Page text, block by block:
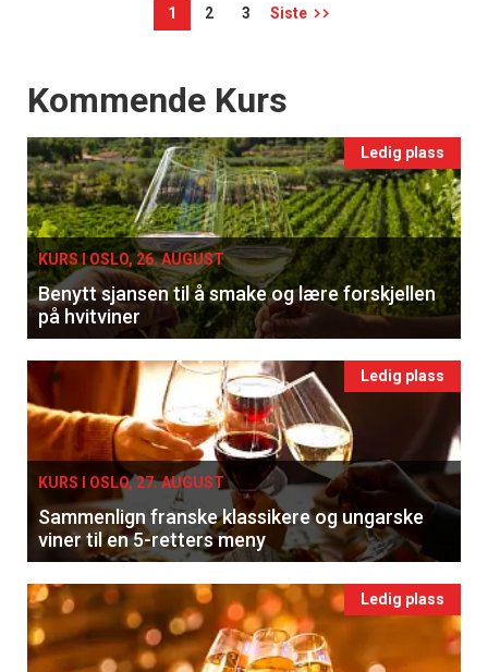
1 2 3 Siste
Events
Kommende Kurs
Ledig plass
KURS I OSLO, 26. AUGUST
Benytt sjansen til å smake og lære forskjellen
på hvitviner
Ledig plass
KURS I OSLO, 27. AUGUST
Sammenlign franske klassikere og ungarske
viner til en 5-retters meny
Ledig plass